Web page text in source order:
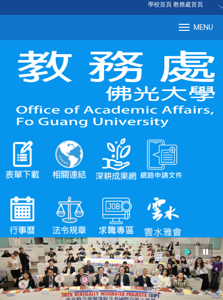
學校首頁 教務處首頁
MENU